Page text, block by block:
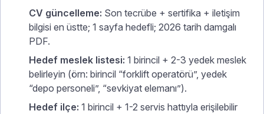
CV güncelleme: Son tecrübe + sertifika + iletişim
bilgisi en üstte; 1 sayfa hedefli; 2026 tarih damgalı
PDF.
Hedef meslek listesi: 1 birincil + 2-3 yedek meslek
belirleyin (örn: birincil “forklift operatörü”, yedek
“depo personeli”, “sevkiyat elemanı”).
Hedef ilçe: 1 birincil + 1-2 servis hattıyla erişilebilir